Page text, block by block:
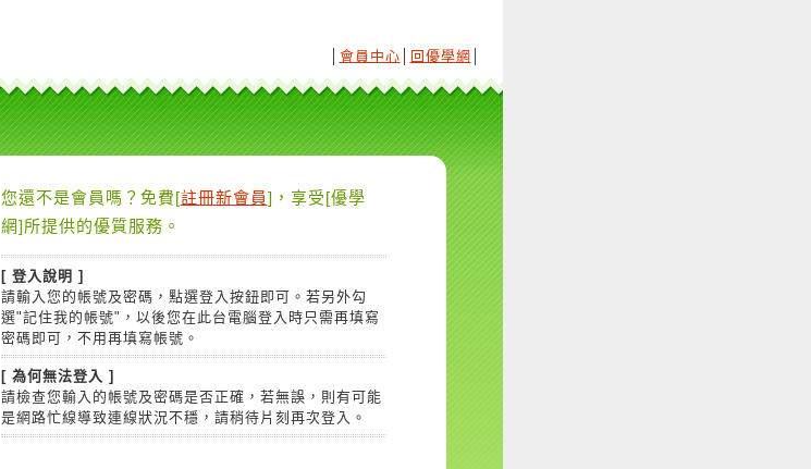
會員中心 回優學網
您還不是會員嗎？免費[註冊新會員]，享受[優學
網]所提供的優質服務。
[ 登入說明 ]
請輸入您的帳號及密碼，點選登入按鈕即可。若另外勾
選"記住我的帳號"，以後您在此台電腦登入時只需再填寫
密碼即可，不用再填寫帳號。
[ 為何無法登入 ]
請檢查您輸入的帳號及密碼是否正確，若無誤，則有可能
是網路忙線導致連線狀況不穩，請稍待片刻再次登入。